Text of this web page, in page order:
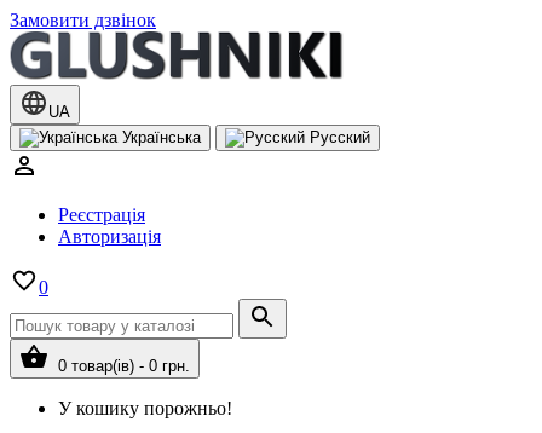
Замовити дзвінок
UA
Українська
Русский
Реєстрація
Авторизація
0
0 товар(ів) - 0 грн.
У кошику порожньо!